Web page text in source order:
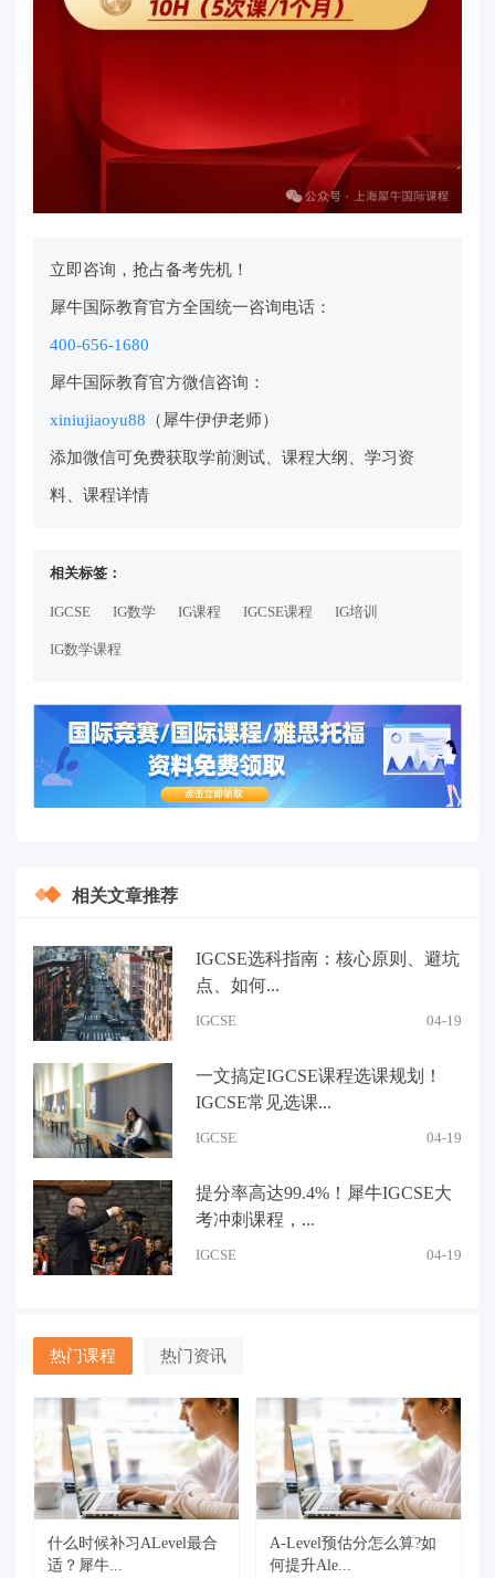
立即咨询，抢占备考先机！
犀牛国际教育官方全国统一咨询电话：
400-656-1680
犀牛国际教育官方微信咨询：
xiniujiaoyu88 （犀牛伊伊老师）
添加微信可免费获取学前测试、课程大纲、学习资
料、课程详情
相关标签：
IGCSE IG数学 IG课程 IGCSE课程 IG培训
IG数学课程
相关文章推荐
IGCSE选科指南：核心原则、避坑
点、如何...
IGCSE 04-19
一文搞定IGCSE课程选课规划！
IGCSE常见选课...
IGCSE 04-19
提分率高达99.4%！犀牛IGCSE大
考冲刺课程，...
IGCSE 04-19
热门课程 热门资讯
什么时候补习ALevel最合
适？犀牛...
A-Level预估分怎么算?如
何提升Ale...